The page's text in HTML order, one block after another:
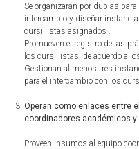
CFP
Noticias
Se organizarán por duplas
intercambio y diseñar
cursillistas asignados .
Promueven el registro de las
los cursillistas, de acuerdo a
Gestionan al menos tres
para el intercambio con los
Operan como enlaces entre
coordinadores académicos
Proveen insumos al equipo